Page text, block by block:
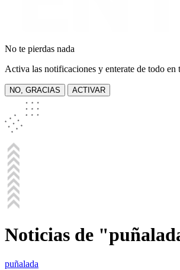
No te pierdas nada
Activa las notificaciones y enterate de todo en
NO, GRACIAS ACTIVAR
Noticias de
puñalada